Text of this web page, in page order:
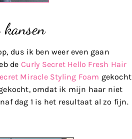
kansen
dus ik ben weer even gaan
de Curly Secret Hello Fresh Hair
Miracle Styling Foam gekocht
omdat ik mijn haar niet
dag 1 is het resultaat al zo fijn.